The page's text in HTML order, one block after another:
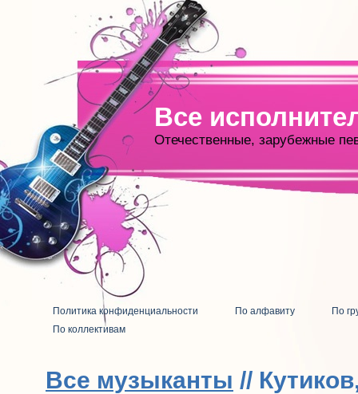
Все
Отечественные, зарубежные
Политика конфиденциальности По алфавиту
По
По коллективам
Все музыканты //